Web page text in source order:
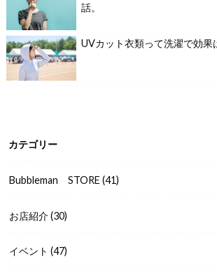
話。
UVカット衣類って洗濯で効果
カテゴリー
Bubbleman STORE(41)
お店紹介(30)
イベント(47)